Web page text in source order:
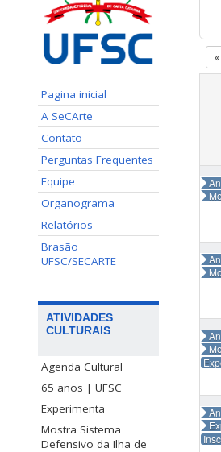
Pagina inicial
A SeCArte
Contato
Perguntas Frequentes
Equipe
Organograma
Relatórios
Brasão
UFSC/SECARTE
ATIVIDADES
CULTURAIS
Agenda Cultural
65 anos | UFSC
Experimenta
Mostra Sistema
Defensivo da Ilha de